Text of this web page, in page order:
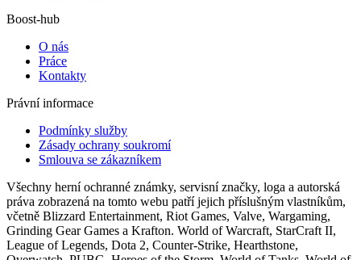
Boost-hub
O nás
Práce
Kontakty
Právní informace
Podmínky služby
Zásady ochrany soukromí
Smlouva se zákazníkem
Všechny herní ochranné známky, servisní značky, loga a autorská
práva zobrazená na tomto webu patří jejich příslušným vlastníkům,
včetně Blizzard Entertainment, Riot Games, Valve, Wargaming,
Grinding Gear Games a Krafton. World of Warcraft, StarCraft II,
League of Legends, Dota 2, Counter-Strike, Hearthstone,